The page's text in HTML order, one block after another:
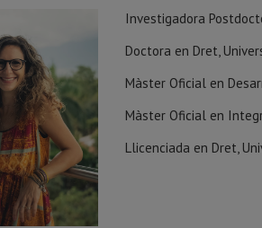
Investigadora
Doctora en Dret,
Màster Oficial en
Màster Oficial en
Llicenciada en Dret,